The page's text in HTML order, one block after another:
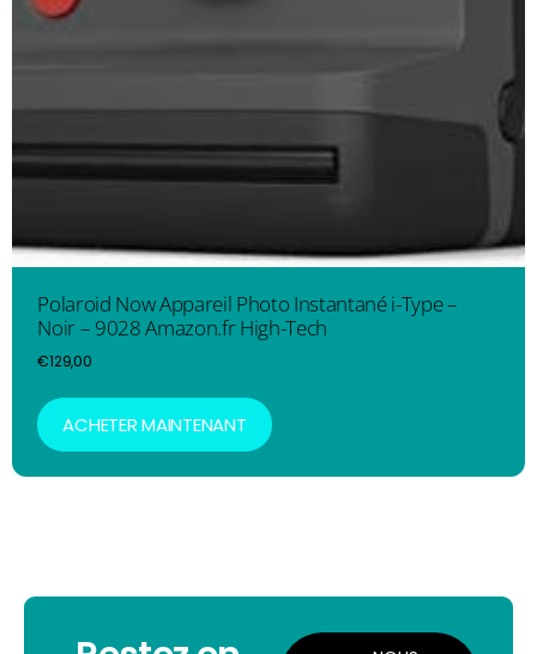
Polaroid Now Appareil Photo Instantané i-Type –
Noir – 9028 Amazon.fr High-Tech
€129,00
ACHETER MAINTENANT